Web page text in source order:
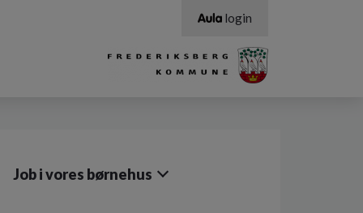
login
Job i vores børnehus